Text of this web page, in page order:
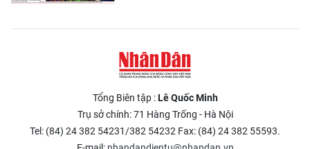
Tổng Biên tập :Lê Quốc Minh
Trụ sở chính: 71 Hàng Trống - Hà Nội
Tel: (84) 24 382 54231/382 54232 Fax: (84) 24 382 55593.